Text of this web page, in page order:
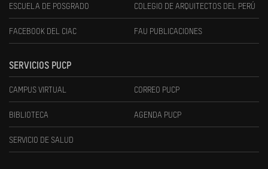
ESCUELA DE POSGRADO COLEGIO DE ARQUITECTOS DEL PERÚ
FACEBOOK DEL CIAC FAU PUBLICACIONES
SERVICIOS PUCP
CAMPUS VIRTUAL CORREO PUCP
BIBLIOTECA AGENDA PUCP
SERVICIO DE SALUD